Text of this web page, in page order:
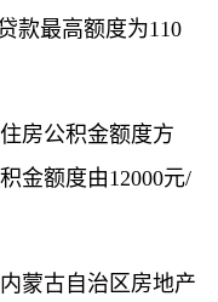
款最高额度为110
房公积金额度方
金额度由12000元/
蒙古自治区房地产